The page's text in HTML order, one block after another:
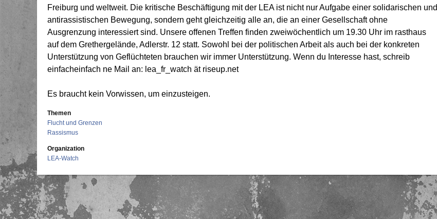
Freiburg und weltweit. Die kritische Beschäftigung mit der LEA ist nicht nur Aufgabe einer solidarischen und
antirassistischen Bewegung, sondern geht gleichzeitig alle an, die an einer Gesellschaft ohne
Ausgrenzung interessiert sind. Unsere offenen Treffen finden zweiwöchentlich um 19.30 Uhr im rasthaus
auf dem Grethergelände, Adlerstr. 12 statt. Sowohl bei der politischen Arbeit als auch bei der konkreten
Unterstützung von Geflüchteten brauchen wir immer Unterstützung. Wenn du Interesse hast, schreib
einfacheinfach ne Mail an: lea_fr_watch ät riseup.net
Es braucht kein Vorwissen, um einzusteigen.
Themen
Flucht und Grenzen
Rassismus
Organization
LEA-Watch